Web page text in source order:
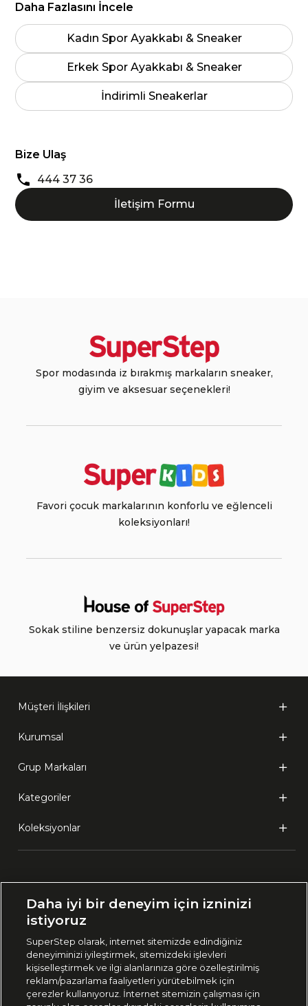
Daha Fazlasını İncele
Kadın Spor Ayakkabı & Sneaker
Erkek Spor Ayakkabı & Sneaker
İndirimli Sneakerlar
Bize Ulaş
444 37 36
İletişim Formu
Spor modasında iz bırakmış markaların sneaker,
giyim ve aksesuar seçenekleri!
Favori çocuk markalarının konforlu ve eğlenceli
koleksiyonları!
Sokak stiline benzersiz dokunuşlar yapacak marka
ve ürün yelpazesi!
Müşteri İlişkileri
Kurumsal
Grup Markaları
Kategoriler
Koleksiyonlar
🇹🇷 Türkiye
444 37 36
Daha iyi bir deneyim için izninizi
istiyoruz
SuperStep olarak, internet sitemizde edindiğiniz
deneyiminizi iyileştirmek, sitemizdeki işlevleri
kişiselleştirmek ve ilgi alanlarınıza göre özelleştirilmiş
reklam/pazarlama faaliyetleri yürütebilmek için
çerezler kullanıyoruz. İnternet sitemizin çalışması için